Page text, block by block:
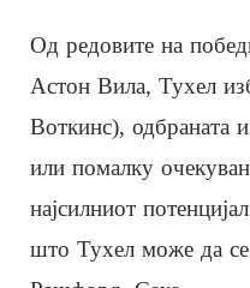
Од редовите на
Астон Вила, Тухел
Воткинс), одбраната
или помалку
најсилниот
што Тухел може да се